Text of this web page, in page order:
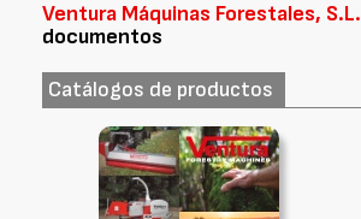
Ventura Máquinas Forestales, S.L.
documentos
Catálogos de productos